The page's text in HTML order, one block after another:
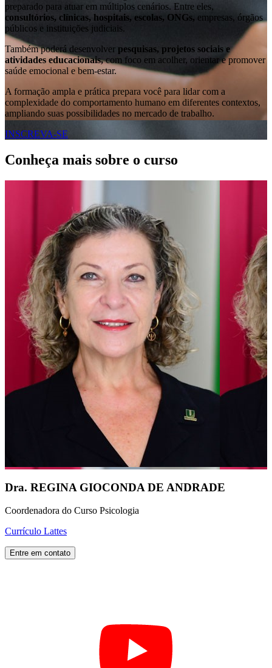
preparado para atuar em múltiplos cenários. Entre eles,
consultórios, clínicas, hospitais, escolas, ONGs, empresas, órgãos
públicos e instituições judiciais.
Também poderá desenvolver pesquisas, projetos sociais e
atividades educacionais,com foco em acolher, orientar e promover
saúde emocional e bem-estar.
A formação ampla e prática prepara você para lidar com a
complexidade do comportamento humano em diferentes contextos,
ampliando suas possibilidades no mercado de trabalho.
INSCREVA-SE
Conheça mais sobre o curso
Dra. REGINA GIOCONDA DE ANDRADE
Coordenadora do Curso Psicologia
Currículo Lattes
Entre em contato